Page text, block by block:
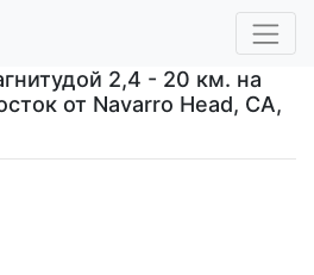
2,4 - 20 км. на
от Navarro Head, CA,